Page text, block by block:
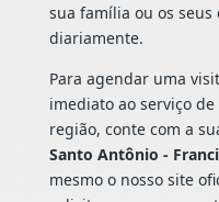
sua família ou os seus
diariamente.
Para agendar uma
imediato ao serviço
região, conte com a
Santo Antônio -
mesmo o nosso site